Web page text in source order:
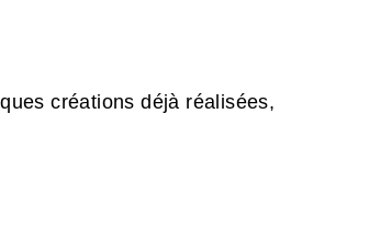
créations déjà réalisées,